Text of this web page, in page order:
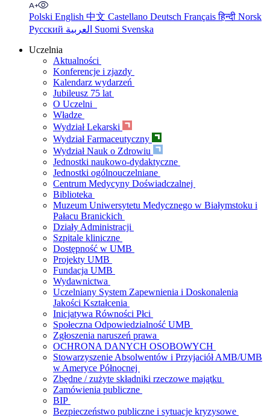
Polski English 中文 Castellano Deutsch Françaisहिन्दी Norsk
Русский
Suomi Svenska
Uczelnia
Aktualności
Konferencje i zjazdy
Kalendarz wydarzeń
Jubileusz 75 lat
O Uczelni
Władze
Wydział Lekarski
Wydział Farmaceutyczny
Wydział Nauk o Zdrowiu
Jednostki naukowo-dydaktyczne
Jednostki ogólnouczelniane
Centrum Medycyny Doświadczalnej
Biblioteka
Muzeum Uniwersytetu Medycznego w Białymstoku i
Pałacu Branickich
Działy Administracji
Szpitale kliniczne
Dostępność w UMB
Projekty UMB
Fundacja UMB
Wydawnictwa
Uczelniany System Zapewnienia i Doskonalenia
Jakości Kształcenia
Inicjatywa Równości Płci
Społeczna Odpowiedzialność UMB
Zgłoszenia naruszeń prawa
OCHRONA DANYCH OSOBOWYCH
Stowarzyszenie Absolwentów i Przyjaciół AMB/UMB
w Ameryce Północnej
Zbędne / zużyte składniki rzeczowe majątku
Zamówienia publiczne
BIP
Bezpieczeństwo publiczne i sytuacje kryzysowe